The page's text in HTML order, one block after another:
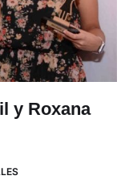
y Roxana